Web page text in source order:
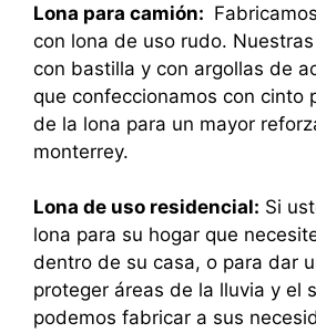
Lona para camión:
con lona de uso rudo.
con bastilla y con argollas de
que confeccionamos con cinto
de la lona para un mayor
monterrey.
Lona de uso residencial: Si
lona para su hogar que
dentro de su casa, o para dar
proteger áreas de la lluvia y el
podemos fabricar a sus